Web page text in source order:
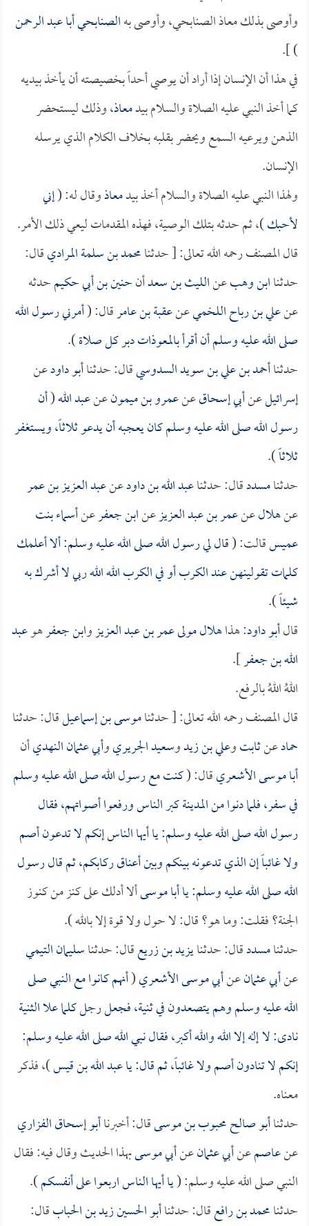
وأوصى بذلك معاذ الصنابحي، وأوصى بهالصنابحيأبا عبد الرحمن
) ].
في هذا أن الإنسان إذا أراد أن يوصي أحداً بخصيصته أن يأخذ بيديه
كما أخذ النبي عليه الصلاة والسلام بيدمعاذ، وذلك ليستحضر
الذهن ويرعيه السمع ويحضر بقلبه بخلاف الكلام الذي يرسله
الإنسان.
ولهذا النبي عليه الصلاة والسلام أخذ بيدمعاذوقال له: (إني
لأحبك)، ثم حدثه بتلك الوصية، فهذه المقدمات ليعي ذلك الأمر.
قال المصنف رحمه الله تعالى: [ حدثنامحمد بن سلمة المراديقال:
حدثناابن وهبعنالليث بن سعدأنحنين بن أبي حكيمحدثه
عنعلي بن رباح اللخميعنعقبة بن عامرقال: (أمرني رسول الله
صلى الله عليه وسلم أن أقرأ بالمعوذات دبر كل صلاة).
حدثناأحمد بن علي بن سويد السدوسيقال: حدثناأبو داودعن
إسرائيلعنأبي إسحاقعنعمرو بن ميمونعنعبد الله(أن
رسول الله صلى الله عليه وسلم كان يعجبه أن يدعو ثلاثاً، ويستغفر
ثلاثاً).
حدثنامسددقال: حدثناعبد الله بن داودعنعبد العزيز بن عمر
عنهلالعنعمر بن عبد العزيزعنابن جعفرعنأسماء بنت
عميسقالت: (قال لي رسول الله صلى الله عليه وسلم: ألا أعلمك
كلمات تقولينهن عند الكرب أو في الكرب الله الله ربي لا أشرك به
شيئاً).
قالأبو داود: هذاهلال مولى عمر بن عبد العزيزوابن جعفرهوعبد
الله بن جعفر].
اللهُ اللهُ بالرفع.
قال المصنف رحمه الله تعالى: [ حدثناموسى بن إسماعيلقال: حدثنا
حمادعنثابتوعلي بن زيدوسعيد الجريريوأبي عثمان النهديأن
أبا موسى الأشعريقال: (كنت مع رسول الله صلى الله عليه وسلم
في سفر، فلما دنوا من المدينة كبر الناس ورفعوا أصواتهم، فقال
رسول الله صلى الله عليه وسلم: يا أيها الناس إنكم لا تدعون أصم
ولا غائباً إن الذي تدعونه بينكم وبين أعناق ركابكم، ثم قال رسول
الله صلى الله عليه وسلم: ياأبا موسىألا أدلك على كنز من كنوز
الجنة؟ فقلت: وما هو؟ قال: لا حول ولا قوة إلا بالله ).
حدثنامسددقال: حدثنايزيد بن زريعقال: حدثناسليمان التيمي
عنأبي عثمانعنأبي موسى الأشعري(أنهم كانوا مع النبي صلى
الله عليه وسلم وهم يتصعدون في ثنية، فجعل رجل كلما علا الثنية
نادى: لا إله إلا الله والله أكبر، فقال نبي الله صلى الله عليه وسلم:
إنكم لا تنادون أصم ولا غائباً، ثم قال: ياعبد الله بن قيس)، فذكر
معناه.
حدثناأبو صالح محبوب بن موسىقال: أخبرناأبو إسحاق الفزاري
عنعاصمعنأبي عثمانعنأبي موسىبهذا الحديث وقال فيه: فقال
النبي صلى الله عليه وسلم: (يا أيها الناس اربعوا على أنفسكم).
حدثنامحمد بن رافعقال: حدثناأبو الحسين زيد بن الحبابقال: